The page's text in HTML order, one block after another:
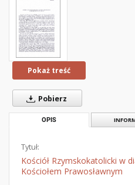
Pokaż treść
Pobierz
OPIS
Tytuł:
Kościół Rzymskokatolicki w
Kościołem Prawosławnym